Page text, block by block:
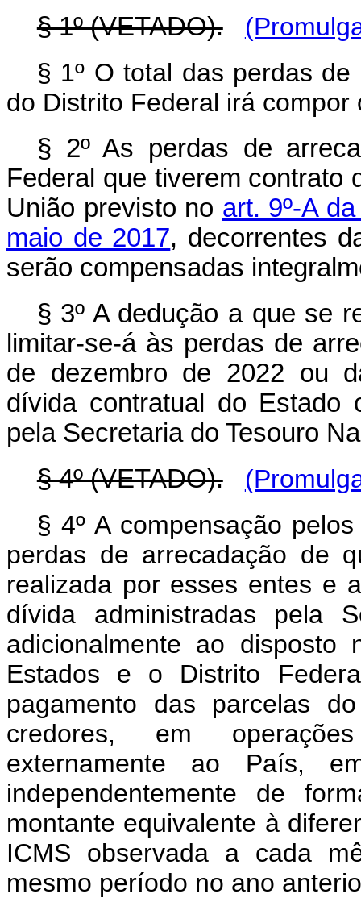
§ 1º (VETADO).
§ 1º O total das perdas
do Distrito Federal irá
§ 2º As perdas de
Federal que tiverem contrato
União previsto no art. 9º-A
maio de 2017, decorrentes
serão compensadas
§ 3º A dedução a que se
limitar-se-á às perdas de
de dezembro de 2022 ou
dívida contratual do Estado
pela Secretaria do Tesouro
§ 4º (VETADO).
§ 4º A compensação
perdas de arrecadação de
realizada por esses entes e
dívida administradas pela
adicionalmente ao disposto
Estados e o Distrito
pagamento das parcelas
credores, em
externamente ao País,
independentemente de
montante equivalente à
ICMS observada a cada
mesmo período no ano